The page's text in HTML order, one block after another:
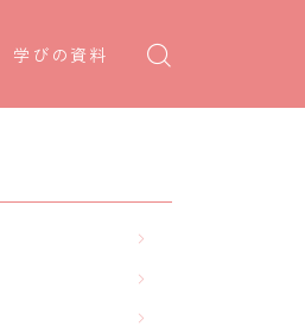
学びの資料